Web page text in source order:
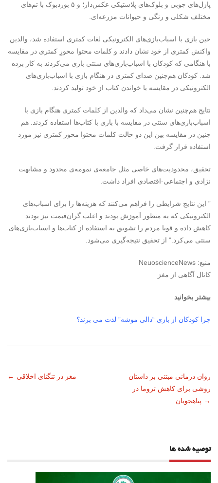
پازل‌های چوبی و بلوک‌های پلاستیکی عکس‌دار؛ و ۵ بورد‌بوک با تم‌های
مختلف شکلی و رنگی و حیوانات مزرعه‌ای.
حین بازی با اسباب‌بازی‌‌های الکترونیکی لغات کمتری استفاده شد، والدین
واکنش کمتری از خود نشان دادند و کلمات محتوا محورِ کمتری در مقایسه
با هنگامی که کودکان با اسباب‌بازی‌های سنتی بازی می‌کردند به کار برده
شد. کودکان هم‌چنین صدای کمتری در هنگام بازی با اسباب‌بازی‌های
الکترونیکی در مقایسه با خواندن کتاب از خود تولید کردند.
نتایج هم‌چنین نشان می‌داد که والدین از کلمات کمتری هنگام بازی با
اسباب‌بازی‌های سنتی در مقایسه با بازی با کتاب‌ها استفاده کردند. هم
چنین در مقایسه بین این دو حالت کلمات محتوا محور کمتری نیز مورد
استفاده قرار گرفت.
تحقیق، محدودیت‌های خاصی مثل جامعه‌ی نمومه‌ی محدود و مشابهت
نژادی و اجتماعی-اقتصادی افراد داشت.
” این نتایج شرایطی را فراهم می‌کنند که هزینه‌ها را برای اسباب‌های
الکترونیکی که به منظور آموزش بودند و اغلب گران‌قیمت نیز بودند
کاهش داده و قویا مردم را تشویق به استفاده از کتاب‌ها و اسباب‌بازی‌های
سنتی می‌کرد.” از تحقیق نتیجه‌گیری می‌شود.
منبع: NeuoscienceNews
کانال آگاهی از مغز
بیشتر بخوانید
چرا کودکان از بازی “دالی موشه” لذت می برند؟
ناوبری
نوشته
← مغز در تنگنای اخلاقی
روان درمانی مبتنی بر داستان
روشی برای کاهش تروما در
پناهجویان →
توصیه شده ها